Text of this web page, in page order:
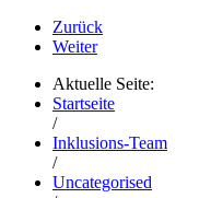
Zurück
Weiter
Aktuelle Seite:
Startseite
/
Inklusions-Team
/
Uncategorised